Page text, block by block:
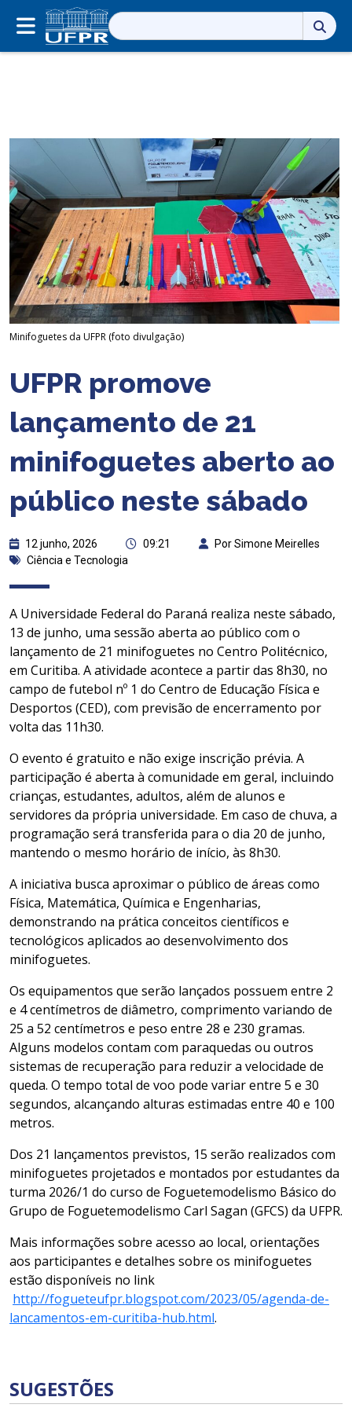
Pesquisar
por:
Minifoguetes da UFPR (foto divulgação)
UFPR promove
lançamento de 21
minifoguetes aberto ao
público neste sábado
12 junho, 2026 09:21
Por Simone Meirelles
Ciência e Tecnologia
A Universidade Federal do Paraná realiza neste sábado,
13 de junho, uma sessão aberta ao público com o
lançamento de 21 minifoguetes no Centro Politécnico,
em Curitiba. A atividade acontece a partir das 8h30, no
campo de futebol nº 1 do Centro de Educação Física e
Desportos (CED), com previsão de encerramento por
volta das 11h30.
O evento é gratuito e não exige inscrição prévia. A
participação é aberta à comunidade em geral, incluindo
crianças, estudantes, adultos, além de alunos e
servidores da própria universidade. Em caso de chuva, a
programação será transferida para o dia 20 de junho,
mantendo o mesmo horário de início, às 8h30.
A iniciativa busca aproximar o público de áreas como
Física, Matemática, Química e Engenharias,
demonstrando na prática conceitos científicos e
tecnológicos aplicados ao desenvolvimento dos
minifoguetes.
Os equipamentos que serão lançados possuem entre 2
e 4 centímetros de diâmetro, comprimento variando de
25 a 52 centímetros e peso entre 28 e 230 gramas.
Alguns modelos contam com paraquedas ou outros
sistemas de recuperação para reduzir a velocidade de
queda. O tempo total de voo pode variar entre 5 e 30
segundos, alcançando alturas estimadas entre 40 e 100
metros.
Dos 21 lançamentos previstos, 15 serão realizados com
minifoguetes projetados e montados por estudantes da
turma 2026/1 do curso de Foguetemodelismo Básico do
Grupo de Foguetemodelismo Carl Sagan (GFCS) da UFPR.
Mais informações sobre acesso ao local, orientações
aos participantes e detalhes sobre os minifoguetes
estão disponíveis no link
http://fogueteufpr.blogspot.com/2023/05/agenda-de-
lancamentos-em-curitiba-hub.html.
SUGESTÕES